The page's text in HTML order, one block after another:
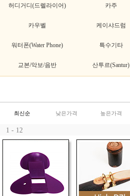
허디거디(드렐라이어) 카주
카우벨 케이샤드럼
워터폰(Water Phone) 특수기타
교본/악보/음반 산투르(Santur)
최신순 낮은가격 높은가격
1 - 12